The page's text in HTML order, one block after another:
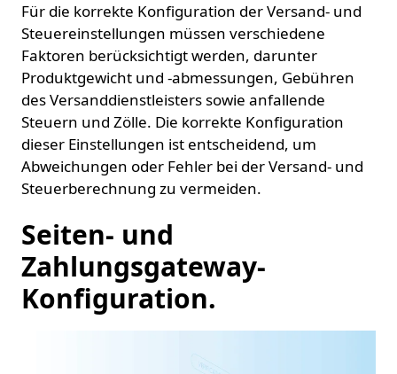
Für die korrekte Konfiguration der Versand- und
Steuereinstellungen müssen verschiedene
Faktoren berücksichtigt werden, darunter
Produktgewicht und -abmessungen, Gebühren
des Versanddienstleisters sowie anfallende
Steuern und Zölle. Die korrekte Konfiguration
dieser Einstellungen ist entscheidend, um
Abweichungen oder Fehler bei der Versand- und
Steuerberechnung zu vermeiden.
Seiten- und
Zahlungsgateway-
Konfiguration.